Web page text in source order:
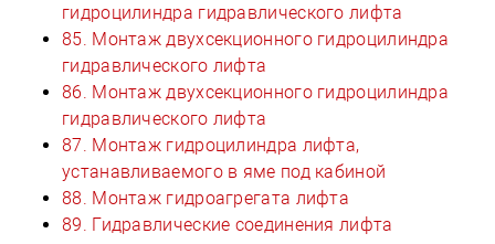
гидроцилиндра гидравлического лифта
85. Монтаж двухсекционного гидроцилиндра
гидравлического лифта
86. Монтаж двухсекционного гидроцилиндра
гидравлического лифта
87. Монтаж гидроцилиндра лифта,
устанавливаемого в яме под кабиной
88. Монтаж гидроагрегата лифта
89. Гидравлические соединения лифта